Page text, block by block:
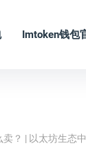
Imtoken钱包
卖？ | 以太坊生态